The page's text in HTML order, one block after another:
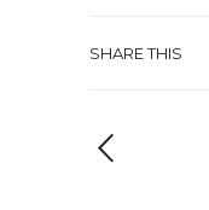
SHARE THIS